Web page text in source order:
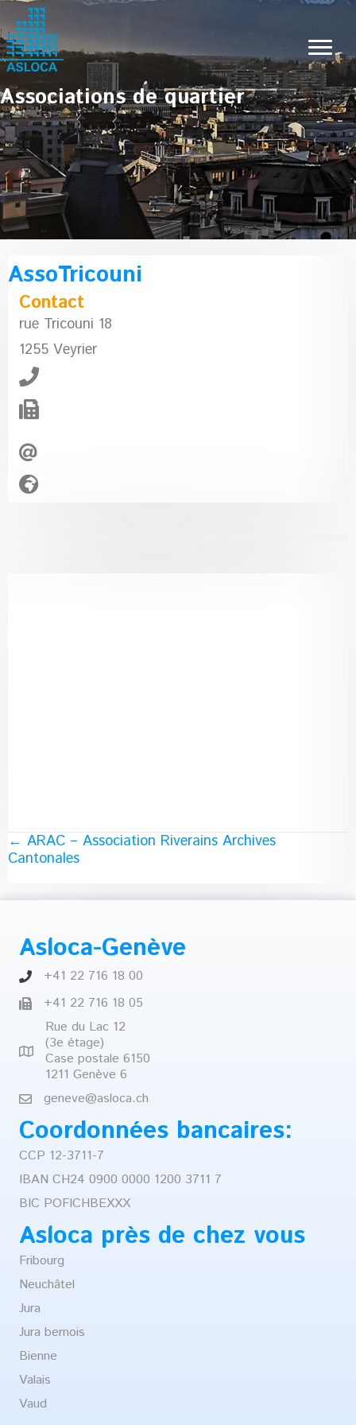
Associations de quartier
AssoTricouni
Contact
rue Tricouni 18
1255 Veyrier
Posts
← ARAC – Association Riverains Archives
Cantonales
Asloca-Genève
+41 22 716 18 00
+41 22 716 18 05
Rue du Lac 12
(3e étage)
Case postale 6150
1211 Genève 6
geneve@asloca.ch
Coordonnées bancaires:
CCP 12-3711-7
IBAN CH24 0900 0000 1200 3711 7
BIC POFICHBEXXX
Asloca près de chez vous
Fribourg
Neuchâtel
Jura
Jura bernois
Bienne
Valais
Vaud